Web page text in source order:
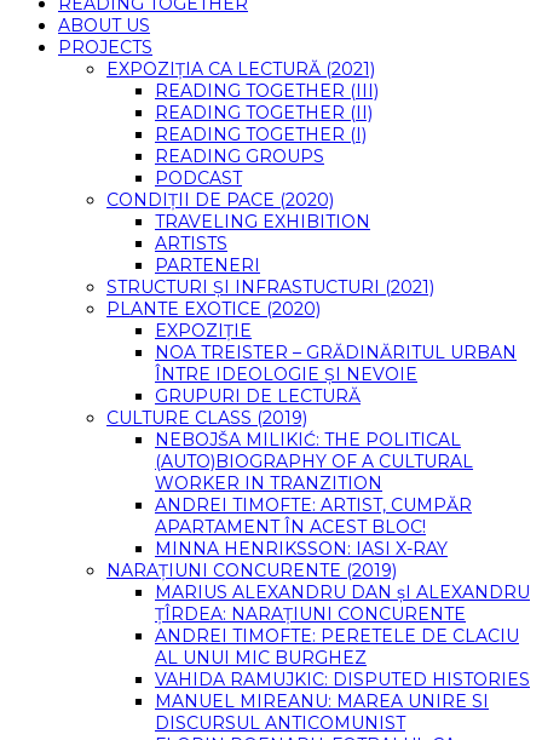
ABOUT US
PROJECTS
EXPOZIȚIA CA LECTURĂ (2021)
READING TOGETHER (III)
READING TOGETHER (II)
READING TOGETHER (I)
READING GROUPS
PODCAST
CONDIȚII DE PACE (2020)
TRAVELING EXHIBITION
ARTISTS
PARTENERI
STRUCTURI ȘI INFRASTUCTURI (2021)
PLANTE EXOTICE (2020)
EXPOZIȚIE
NOA TREISTER – GRĂDINĂRITUL URBAN
ÎNTRE IDEOLOGIE ȘI NEVOIE
GRUPURI DE LECTURĂ
CULTURE CLASS (2019)
NEBOJŠA MILIKIĆ: THE POLITICAL
(AUTO)BIOGRAPHY OF A CULTURAL
WORKER IN TRANZITION
ANDREI TIMOFTE: ARTIST, CUMPĂR
APARTAMENT ÎN ACEST BLOC!
MINNA HENRIKSSON: IASI X-RAY
NARAȚIUNI CONCURENTE (2019)
MARIUS ALEXANDRU DAN șI ALEXANDRU
ȚÎRDEA: NARAȚIUNI CONCURENTE
ANDREI TIMOFTE: PERETELE DE CLACIU
AL UNUI MIC BURGHEZ
VAHIDA RAMUJKIC: DISPUTED HISTORIES
MANUEL MIREANU: MAREA UNIRE SI
DISCURSUL ANTICOMUNIST